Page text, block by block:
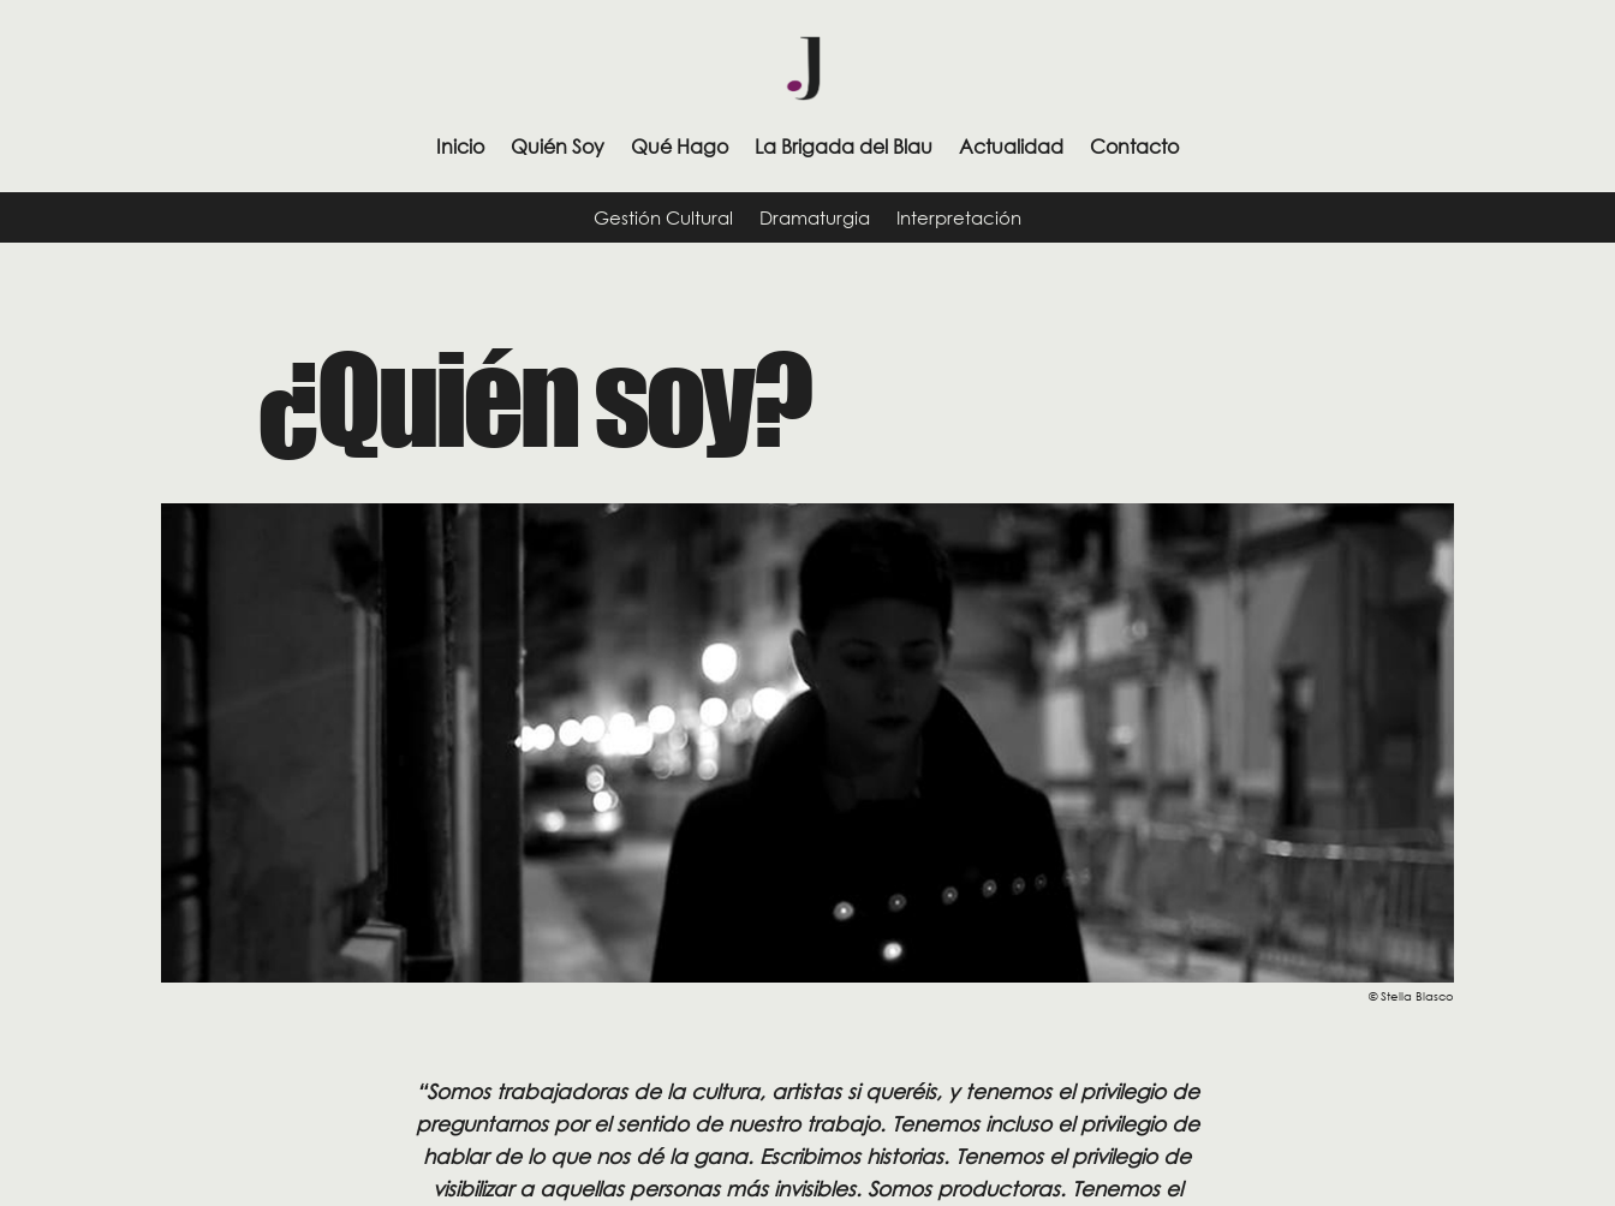
Inicio Quién Soy Qué Hago La Brigada del Blau Actualidad Contacto
Gestión Cultural Dramaturgia Interpretación
¿Quién soy?
© Stella Blasco
“Somos trabajadoras de la cultura, artistas si queréis, y tenemos el privilegio de
preguntarnos por el sentido de nuestro trabajo. Tenemos incluso el privilegio de
hablar de lo que nos dé la gana. Escribimos historias. Tenemos el privilegio de
visibilizar a aquellas personas más invisibles. Somos productoras. Tenemos el